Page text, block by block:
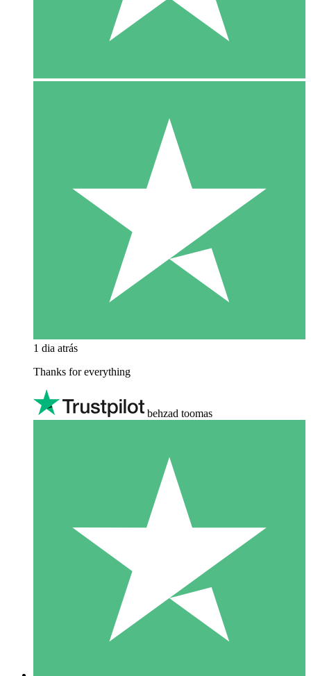
1 dia atrás
Thanks for everything
behzad toomas